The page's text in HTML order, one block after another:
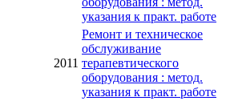
указания к практ. работе
2011
Ремонт и техническое
обслуживание
терапевтического
оборудования : метод.
указания к практ. работе